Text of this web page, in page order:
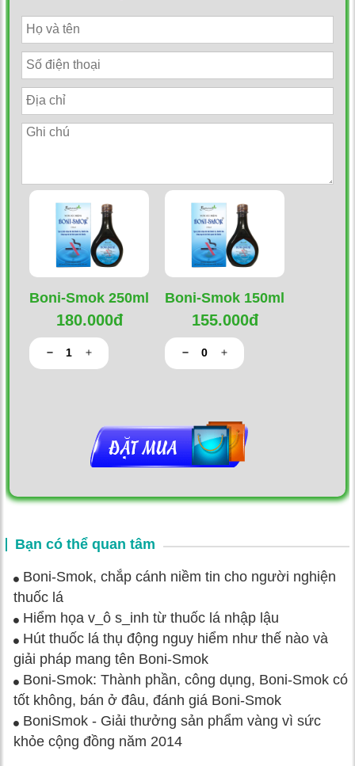
Boni-Smok 250ml
180.000đ
Boni-Smok 150ml
155.000đ
Bạn có thể quan tâm
Boni-Smok, chắp cánh niềm tin cho người nghiện
thuốc lá
Hiểm họa v_ô s_inh từ thuốc lá nhập lậu
Hút thuốc lá thụ động nguy hiểm như thế nào và
giải pháp mang tên Boni-Smok
Boni-Smok: Thành phần, công dụng, Boni-Smok có
tốt không, bán ở đâu, đánh giá Boni-Smok
BoniSmok - Giải thưởng sản phẩm vàng vì sức
khỏe cộng đồng năm 2014